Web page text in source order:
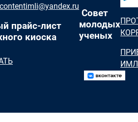
contentimli@yandex.ru
прайс-лист
киоска
Совет
молодых
ученых